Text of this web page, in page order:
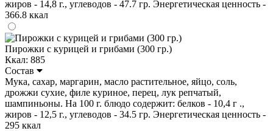
жиров - 14,8 г., углеводов - 47.7 гр. Энергетическая ценность -
366.8 ккал
Пирожки с курицей и грибами (300 гр.)
Ккал: 885
Состав
Мука, сахар, маргарин, масло растительное, яйцо, соль,
дрожжи сухие, филе куриное, перец, лук репчатый,
шампиньоны. На 100 г. блюдо содержит: белков - 10,4 г .,
жиров - 12,5 г., углеводов - 34.5 гр. Энергетическая ценность -
295 ккал